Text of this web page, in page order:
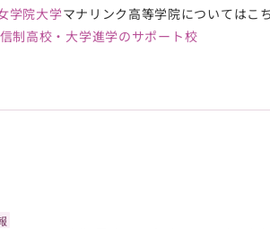
学院大学マナリンク高等学院についてはこ
制高校・大学進学のサポート校